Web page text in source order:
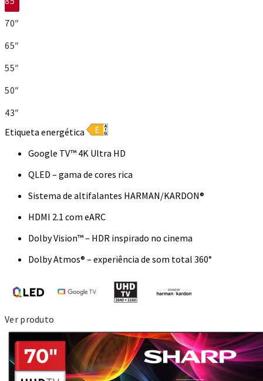
70″
65″
55″
50″
43″
Etiqueta energética
Google TV™ 4K Ultra HD
QLED – gama de cores rica
Sistema de altifalantes HARMAN/KARDON®
HDMI 2.1 com eARC
Dolby Vision™ – HDR inspirado no cinema
Dolby Atmos® – experiência de som total 360°
Ver produto